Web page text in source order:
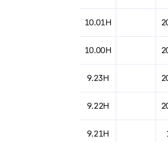
10.01H
10.00H
9.23H
9.22H
9.21H